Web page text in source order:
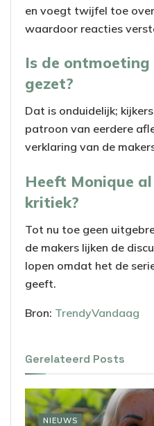
en voegt twijfel toe
waardoor reacties
Is de ontmoeting
gezet?
Dat is onduidelijk;
patroon van eerdere
verklaring van de
Heeft Monique
kritiek?
Tot nu toe geen
de makers lijken de
lopen omdat het de
geeft.
Bron: TrendyVandaag
Gerelateerd Posts
NIEUWS